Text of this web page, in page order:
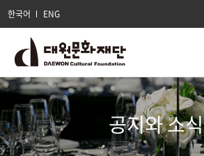
한국어 ENG
공지와 소식